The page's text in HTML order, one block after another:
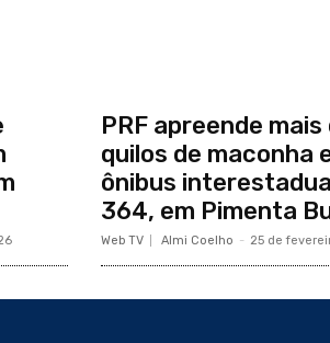
PRF apreende mais
quilos de maconha
ônibus
364, em Pimenta
Web TV Almi Coelho - 25 de